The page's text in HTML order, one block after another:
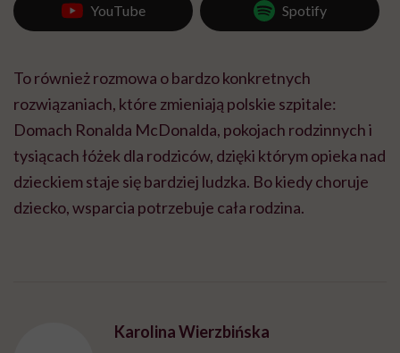
YouTube Spotify
To również rozmowa o bardzo konkretnych
rozwiązaniach, które zmieniają polskie szpitale:
Domach Ronalda McDonalda, pokojach rodzinnych i
tysiącach łóżek dla rodziców, dzięki którym opieka nad
dzieckiem staje się bardziej ludzka. Bo kiedy choruje
dziecko, wsparcia potrzebuje cała rodzina.
Karolina Wierzbińska